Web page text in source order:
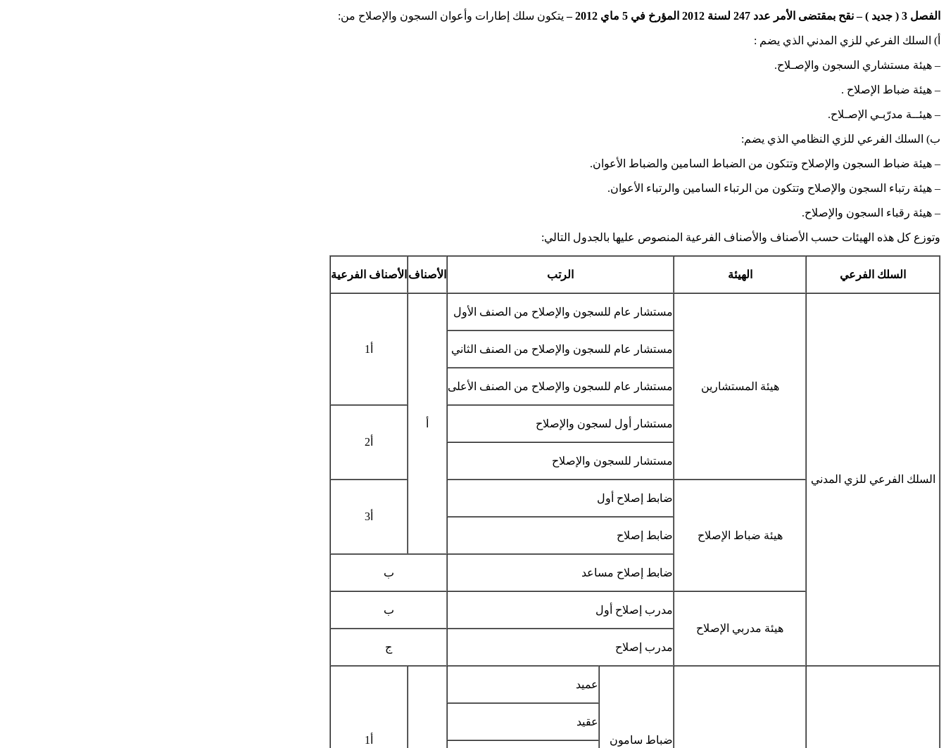
الفصل 3 ( جديد ) – نقح بمقتضى الأمر عدد 247 لسنة 2012 المؤرخ في 5 ماي 2012 – يتكون سلك إطارات وأعوان السجون والإصلاح من:
أ‌) السلك الفرعي للزي المدني الذي يضم :
– هيئة مستشاري السجون والإصـلاح.
– هيئة ضباط الإصلاح .
– هيئــة مدرّبـي الإصـلاح.
ب‌) السلك الفرعي للزي النظامي الذي يضم:
– هيئة ضباط السجون والإصلاح وتتكون من الضباط السامين والضباط الأعوان.
– هيئة رتباء السجون والإصلاح وتتكون من الرتباء السامين والرتباء الأعوان.
– هيئة رقباء السجون والإصلاح.
وتوزع كل هذه الهيئات حسب الأصناف والأصناف الفرعية المنصوص عليها بالجدول التالي:
السلك الفرعي الهيئة الرتب الأصناف الأصناف الفرعية
السلك الفرعي للزي المدني
هيئة المستشارين
مستشار عام للسجون والإصلاح من الصنف الأول
مستشار عام للسجون والإصلاح من الصنف الثاني
مستشار عام للسجون والإصلاح من الصنف الأعلى
مستشار أول لسجون والإصلاح
مستشار للسجون والإصلاح
هيئة ضباط الإصلاح
ضابط إصلاح أول
ضابط إصلاح
ضابط إصلاح مساعد ب
هيئة مدربي الإصلاح
مدرب إصلاح أول ب
مدرب إصلاح ج
ضباط سامون
عميد
عقيد